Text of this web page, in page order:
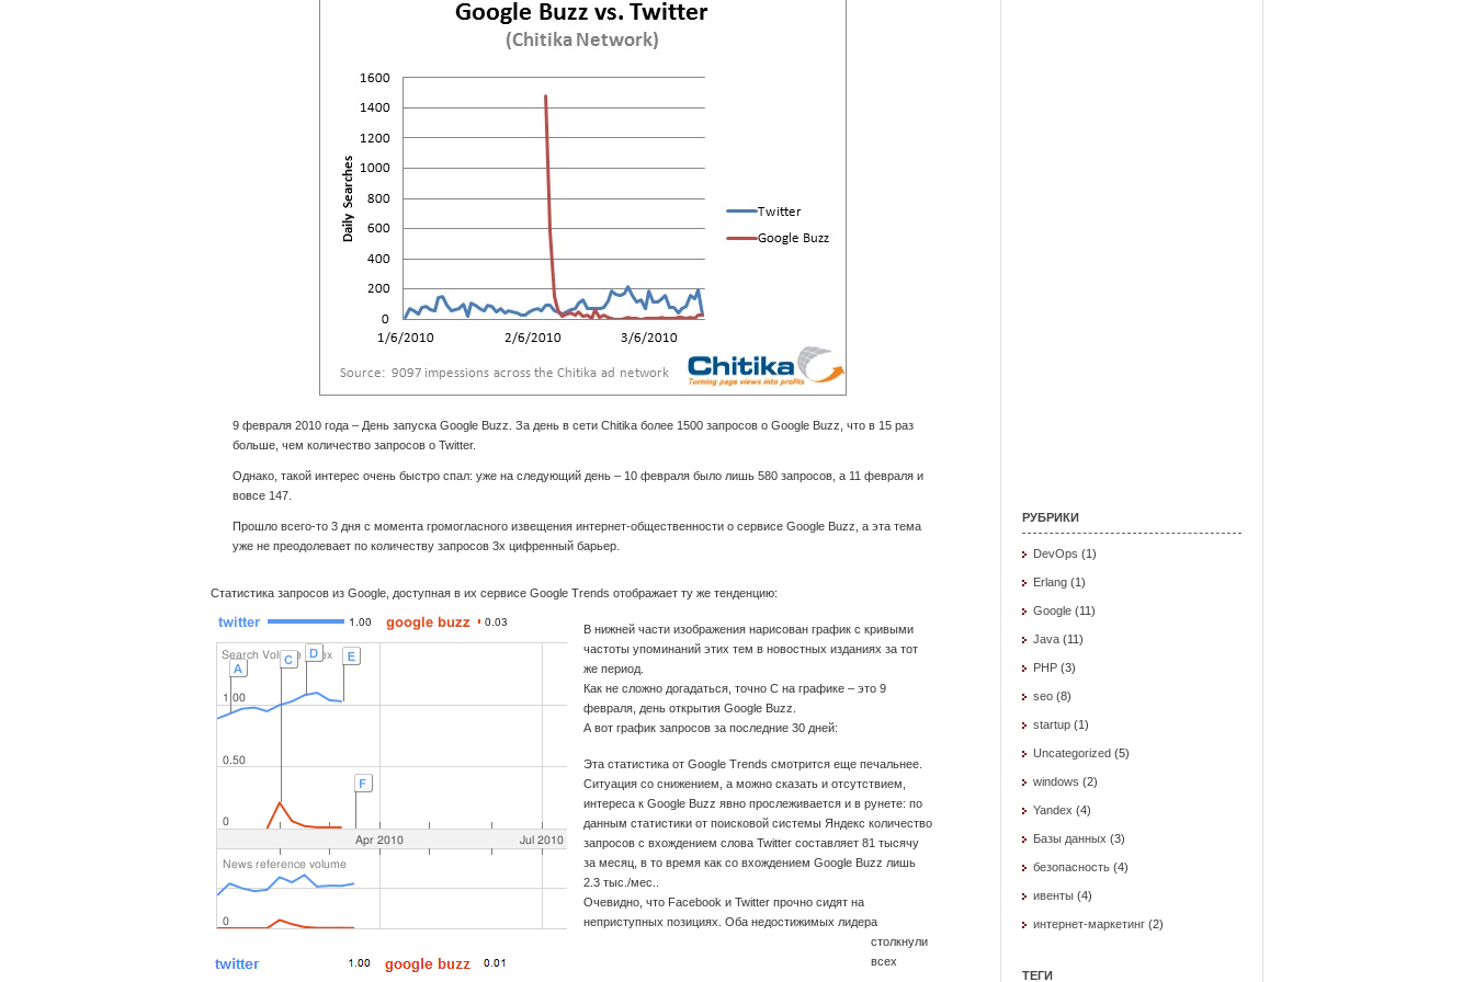
9 февраля 2010 года – День запуска Google Buzz. За день в сети Chitika более 1500 запросов о Google Buzz, что в 15 раз
больше, чем количество запросов о Twitter.
Однако, такой интерес очень быстро спал: уже на следующий день – 10 февраля было лишь 580 запросов, а 11 февраля и
вовсе 147.
Прошло всего-то 3 дня с момента громогласного извещения интернет-общественности о сервисе Google Buzz, а эта тема
уже не преодолевает по количеству запросов 3х цифренный барьер.
Статистика запросов из Google, доступная в их сервисе Google Trends отображает ту же тенденцию:
В нижней части изображения нарисован график с кривыми
частоты упоминаний этих тем в новостных изданиях за тот
же период.
Как не сложно догадаться, точно C на графике – это 9
февраля, день открытия Google Buzz.
А вот график запросов за последние 30 дней:
Эта статистика от Google Trends смотрится еще печальнее.
Ситуация со снижением, а можно сказать и отсутствием,
интереса к Google Buzz явно прослеживается и в рунете: по
данным статистики от поисковой системы Яндекс количество
запросов с вхождением слова Twitter составляет 81 тысячу
за месяц, в то время как со вхождением Google Buzz лишь
2.3 тыс./мес..
Очевидно, что Facebook и Twitter прочно сидят на
неприступных позициях. Оба недостижимых лидера
столкнули
всех
РУБРИКИ
DevOps (1)
Erlang (1)
Google (11)
Java (11)
PHP (3)
seo (8)
startup (1)
Uncategorized (5)
windows (2)
Yandex (4)
Базы данных (3)
безопасность (4)
ивенты (4)
интернет-маркетинг (2)
ТЕГИ